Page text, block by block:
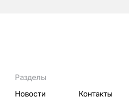
Разделы
Новости
Контакты